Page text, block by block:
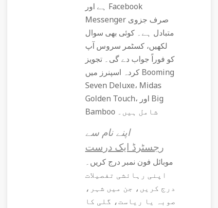
ہے اور Facebook
Messenger صرف جزوی
متبادل ہے۔ کوئی بھی سوال
لکھیں، کسٹمر سروس آپ
کو فوراً جواب دے گی۔ تجویز
کردہ اسپنرز میں Booming
Seven Deluxe، Midas
Golden Touch، اور Big
Bamboo شامل ہیں۔
اپنے نام سے
رجسٹرڈ ایک درست
موبائل فون نمبر درج کریں۔
اپنی رہائشی تفصیلات
درج کریں، جن میں شہر،
صوبہ یا ریاست، گلی کا